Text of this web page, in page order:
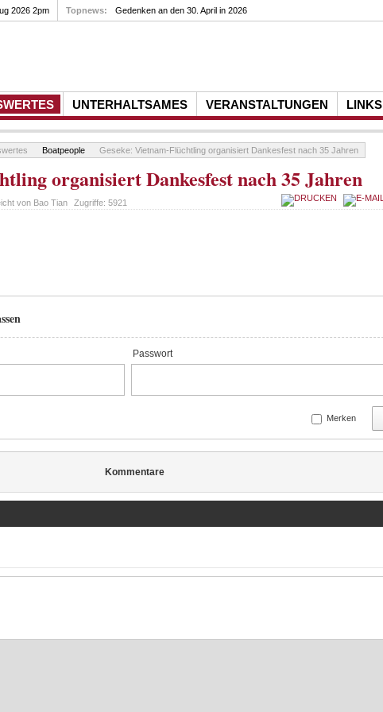
UNTERHALTSAMES VERANSTALTUNGEN LINKS
2026 2pm Topnews: Gedenken an den 30. April in 2026
Boatpeople Geseke: Vietnam-Flüchtling organisiert Dankesfest nach 35 Jahren
organisiert Dankesfest nach 35 Jahren
von Bao Tian Zugriffe: 5921
Passwort
Merken
Kommentare